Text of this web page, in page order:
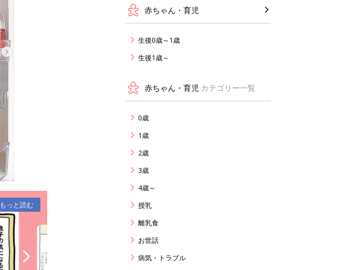
もっと読む
赤ちゃん・育児
生後0歳～1歳
生後1歳～
赤ちゃん・育児 カテゴリー一覧
0歳
1歳
2歳
3歳
4歳～
授乳
離乳食
お世話
病気・トラブル